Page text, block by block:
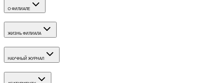
О ФИЛИАЛЕ
ЖИЗНЬ ФИЛИАЛА
НАУЧНЫЙ ЖУРНАЛ